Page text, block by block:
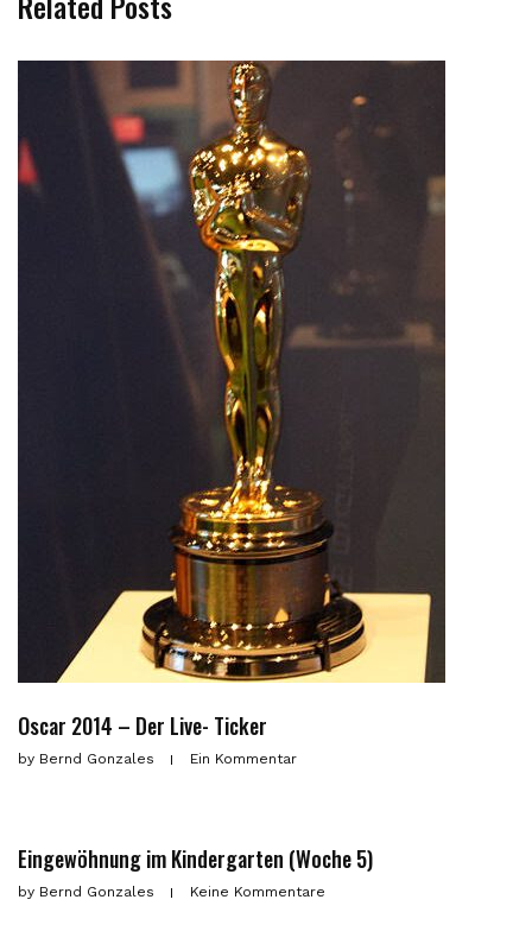
Oscar 2014 – Der Live- Ticker
by Bernd Gonzales Ein Kommentar
Eingewöhnung im Kindergarten (Woche 5)
by Bernd Gonzales Keine Kommentare